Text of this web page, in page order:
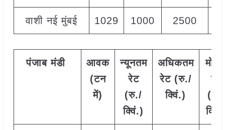
वाशी नई मुंबई 1029 1000 2500
पंजाब मंडी
आवक
(टन
में)
न्यूनतम
रेट
(रु./
क्विं.)
अधिकतम
रेट (रु./
क्विं.)
रेट
(